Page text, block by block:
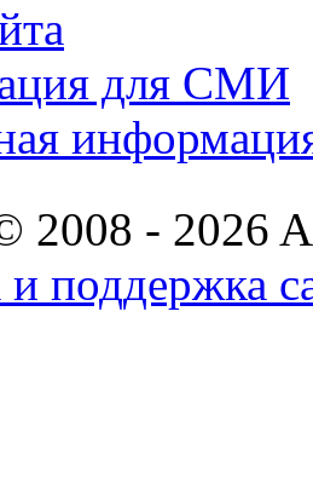
для СМИ
2008 - 2026
и поддержка